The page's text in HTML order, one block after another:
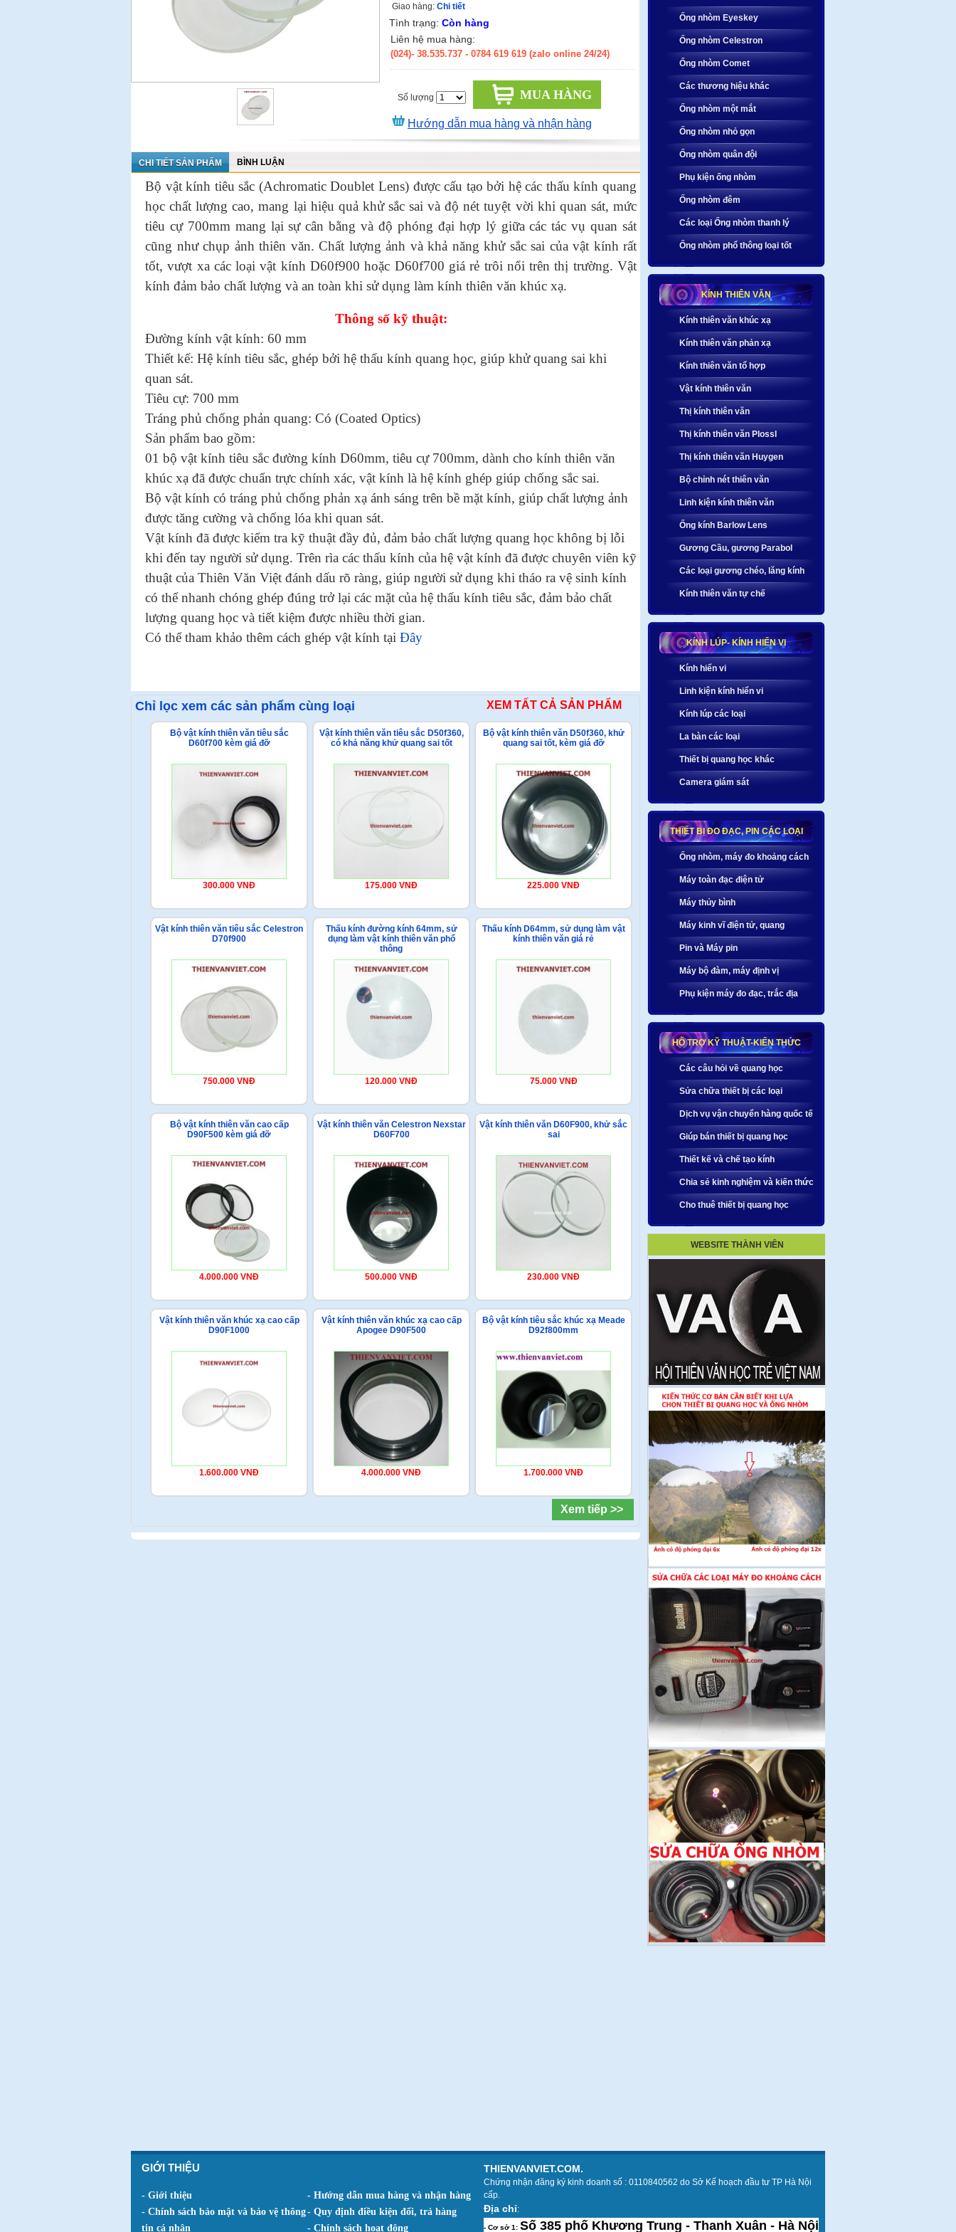
Giao hàng: Chi tiết
Tình trạng: Còn hàng
Liên hệ mua hàng:
(024)- 38.535.737 - 0784 619 619 (zalo online 24/24)
Số lượng MUA HÀNG
Hướng dẫn mua hàng và nhận hàng
CHI TIẾT SẢN PHẨM BÌNH LUẬN
Bộ vật kính tiêu sắc (Achromatic Doublet Lens) được cấu tạo bởi hệ các thấu kính quang
học chất lượng cao, mang lại hiệu quả khử sắc sai và độ nét tuyệt vời khi quan sát, mức
tiêu cự 700mm mang lại sự cân bằng và độ phóng đại hợp lý giữa các tác vụ quan sát
cũng như chụp ảnh thiên văn. Chất lượng ảnh và khả năng khử sắc sai của vật kính rất
tốt, vượt xa các loại vật kính D60f900 hoặc D60f700 giá rẻ trôi nổi trên thị trường. Vật
kính đảm bảo chất lượng và an toàn khi sử dụng làm kính thiên văn khúc xạ.
Thông số kỹ thuật:
Đường kính vật kính: 60 mm
Thiết kế: Hệ kính tiêu sắc, ghép bởi hệ thấu kính quang học, giúp khử quang sai khi
quan sát.
Tiêu cự: 700 mm
Tráng phủ chống phản quang: Có (Coated Optics)
Sản phẩm bao gồm:
01 bộ vật kính tiêu sắc đường kính D60mm, tiêu cự 700mm, dành cho kính thiên văn
khúc xạ đã được chuẩn trực chính xác, vật kính là hệ kính ghép giúp chống sắc sai.
Bộ vật kính có tráng phủ chống phản xạ ánh sáng trên bề mặt kính, giúp chất lượng ảnh
được tăng cường và chống lóa khi quan sát.
Vật kính đã được kiểm tra kỹ thuật đầy đủ, đảm bảo chất lượng quang học không bị lỗi
khi đến tay người sử dụng. Trên rìa các thấu kính của hệ vật kính đã được chuyên viên kỹ
thuật của Thiên Văn Việt đánh dấu rõ ràng, giúp người sử dụng khi tháo ra vệ sinh kính
có thể nhanh chóng ghép đúng trở lại các mặt của hệ thấu kính tiêu sắc, đảm bảo chất
lượng quang học và tiết kiệm được nhiều thời gian.
Có thể tham khảo thêm cách ghép vật kính tại Đây
Chỉ lọc xem các sản phẩm cùng loại XEM TẤT CẢ SẢN PHẨM
Bộ vật kính thiên văn tiêu sắc
D60f700 kèm giá đỡ
300.000 VNĐ
Vật kính thiên văn tiêu sắc D50f360,
có khả năng khử quang sai tốt
175.000 VNĐ
Bộ vật kính thiên văn D50f360, khử
quang sai tốt, kèm giá đỡ
225.000 VNĐ
Vật kính thiên văn tiêu sắc Celestron
D70f900
750.000 VNĐ
Thấu kính đường kính 64mm, sử
dụng làm vật kính thiên văn phổ
thông
120.000 VNĐ
Thấu kính D64mm, sử dụng làm vật
kính thiên văn giá rẻ
75.000 VNĐ
Bộ vật kính thiên văn cao cấp
D90F500 kèm giá đỡ
4.000.000 VNĐ
Vật kính thiên văn Celestron Nexstar
D60F700
500.000 VNĐ
Vật kính thiên văn D60F900, khử sắc
sai
230.000 VNĐ
Vật kính thiên văn khúc xạ cao cấp
D90F1000
1.600.000 VNĐ
Vật kính thiên văn khúc xạ cao cấp
Apogee D90F500
4.000.000 VNĐ
Bộ vật kính tiêu sắc khúc xạ Meade
D92f800mm
1.700.000 VNĐ
Xem tiếp >>
Ống nhòm Eyeskey
Ống nhòm Celestron
Ống nhòm Comet
Các thương hiệu khác
Ống nhòm một mắt
Ống nhòm nhỏ gọn
Ống nhòm quân đội
Phụ kiện ống nhòm
Ống nhòm đêm
Các loại Ống nhòm thanh lý
Ống nhòm phổ thông loại tốt
KÍNH THIÊN VĂN
Kính thiên văn khúc xạ
Kính thiên văn phản xạ
Kính thiên văn tổ hợp
Vật kính thiên văn
Thị kính thiên văn
Thị kính thiên văn Plossl
Thị kính thiên văn Huygen
Bộ chỉnh nét thiên văn
Linh kiện kính thiên văn
Ống kính Barlow Lens
Gương Cầu, gương Parabol
Các loại gương chéo, lăng kính
Kính thiên văn tự chế
KÍNH LÚP- KÍNH HIỂN VI
Kính hiển vi
Linh kiện kính hiển vi
Kính lúp các loại
La bàn các loại
Thiết bị quang học khác
Camera giám sát
THIẾT BỊ ĐO ĐẠC, PIN CÁC LOẠI
Ống nhòm, máy đo khoảng cách
Máy toàn đạc điện tử
Máy thủy bình
Máy kinh vĩ điện tử, quang
Pin và Máy pin
Máy bộ đàm, máy định vị
Phụ kiện máy đo đạc, trắc địa
HỖ TRỢ KỸ THUẬT-KIẾN THỨC
Các câu hỏi về quang học
Sửa chữa thiết bị các loại
Dịch vụ vận chuyển hàng quốc tế
Giúp bán thiết bị quang học
Thiết kế và chế tạo kính
Chia sẻ kinh nghiệm và kiến thức
Cho thuê thiết bị quang học
WEBSITE THÀNH VIÊN
GIỚI THIỆU
- Giới thiệu
- Hướng dẫn mua hàng và nhận hàng
- Chính sách bảo mật và bảo vệ thông
tin cá nhân
- Quy định điều kiện đổi, trả hàng
- Chính sách hoạt động
THIENVANVIET.COM.
Chứng nhận đăng ký kinh doanh số : 0110840562 do Sở Kế hoạch đầu tư TP Hà Nội
cấp.
Địa chỉ:
- Cơ sở 1: Số 385 phố Khương Trung - Thanh Xuân - Hà Nội